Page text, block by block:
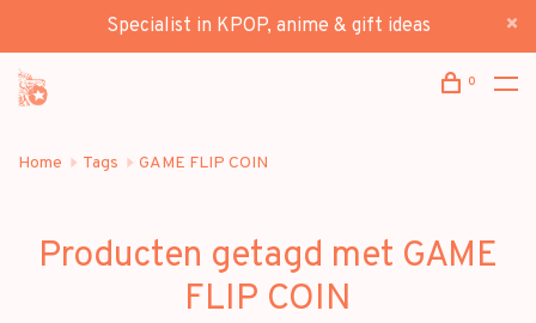
Specialist in KPOP, anime & gift ideas
0
Home Tags GAME FLIP COIN
Producten getagd met GAME
FLIP COIN